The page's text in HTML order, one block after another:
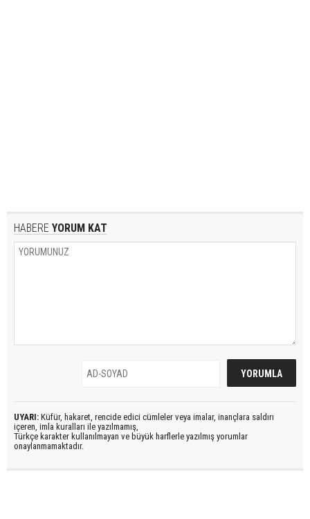
HABERE YORUM KAT
UYARI: Küfür, hakaret, rencide edici cümleler veya imalar, inançlara saldırı
içeren, imla kuralları ile yazılmamış,
Türkçe karakter kullanılmayan ve büyük harflerle yazılmış yorumlar
onaylanmamaktadır.